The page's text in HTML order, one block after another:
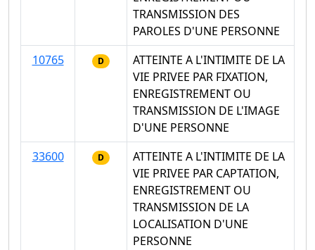
TRANSMISSION DES
PAROLES D'UNE PERSONNE
10765
D
ATTEINTE A L'INTIMITE DE LA
VIE PRIVEE PAR FIXATION,
ENREGISTREMENT OU
TRANSMISSION DE L'IMAGE
D'UNE PERSONNE
33600
D
ATTEINTE A L'INTIMITE DE LA
VIE PRIVEE PAR CAPTATION,
ENREGISTREMENT OU
TRANSMISSION DE LA
LOCALISATION D'UNE
PERSONNE